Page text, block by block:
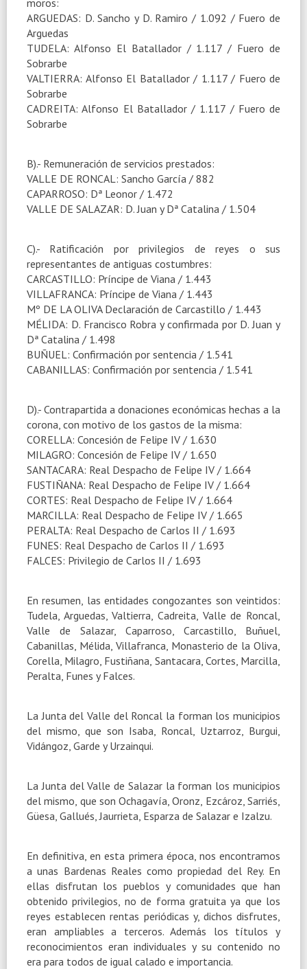
ARGUEDAS: D. Sancho y D. Ramiro / 1.092 / Fuero de
Arguedas
TUDELA: Alfonso El Batallador / 1.117 / Fuero de
Sobrarbe
VALTIERRA: Alfonso El Batallador / 1.117 / Fuero de
Sobrarbe
CADREITA: Alfonso El Batallador / 1.117 / Fuero de
Sobrarbe
B).- Remuneración de servicios prestados:
VALLE DE RONCAL: Sancho García / 882
CAPARROSO: Dª Leonor / 1.472
VALLE DE SALAZAR: D. Juan y Dª Catalina / 1.504
C).- Ratificación por privilegios de reyes o sus
representantes de antiguas costumbres:
CARCASTILLO: Príncipe de Viana / 1.443
VILLAFRANCA: Príncipe de Viana / 1.443
Mº DE LA OLIVA Declaración de Carcastillo / 1.443
MÉLIDA: D. Francisco Robra y confirmada por D. Juan y
Dª Catalina / 1.498
BUÑUEL: Confirmación por sentencia / 1.541
CABANILLAS: Confirmación por sentencia / 1.541
D).- Contrapartida a donaciones económicas hechas a la
corona, con motivo de los gastos de la misma:
CORELLA: Concesión de Felipe IV / 1.630
MILAGRO: Concesión de Felipe IV / 1.650
SANTACARA: Real Despacho de Felipe IV / 1.664
FUSTIÑANA: Real Despacho de Felipe IV / 1.664
CORTES: Real Despacho de Felipe IV / 1.664
MARCILLA: Real Despacho de Felipe IV / 1.665
PERALTA: Real Despacho de Carlos II / 1.693
FUNES: Real Despacho de Carlos II / 1.693
FALCES: Privilegio de Carlos II / 1.693
En resumen, las entidades congozantes son veintidos:
Tudela, Arguedas, Valtierra, Cadreita, Valle de Roncal,
Valle de Salazar, Caparroso, Carcastillo, Buñuel,
Cabanillas, Mélida, Villafranca, Monasterio de la Oliva,
Corella, Milagro, Fustiñana, Santacara, Cortes, Marcilla,
Peralta, Funes y Falces.
La Junta del Valle del Roncal la forman los municipios
del mismo, que son Isaba, Roncal, Uztarroz, Burgui,
Vidángoz, Garde y Urzainqui.
La Junta del Valle de Salazar la forman los municipios
del mismo, que son Ochagavía, Oronz, Ezcároz, Sarriés,
Güesa, Gallués, Jaurrieta, Esparza de Salazar e Izalzu.
En definitiva, en esta primera época, nos encontramos
a unas Bardenas Reales como propiedad del Rey. En
ellas disfrutan los pueblos y comunidades que han
obtenido privilegios, no de forma gratuita ya que los
reyes establecen rentas periódicas y, dichos disfrutes,
eran ampliables a terceros. Además los títulos y
reconocimientos eran individuales y su contenido no
era para todos de igual calado e importancia.